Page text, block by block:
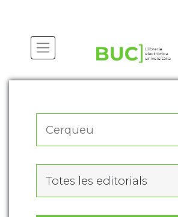
Totes les editorials